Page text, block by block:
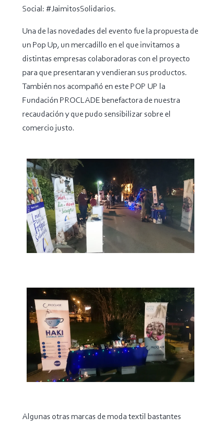
Social: #JaimitosSolidarios.
Una de las novedades del evento fue la propuesta de
un Pop Up, un mercadillo en el que invitamos a
distintas empresas colaboradoras con el proyecto
para que presentaran y vendieran sus productos.
También nos acompañó en este POP UP la
Fundación PROCLADE benefactora de nuestra
recaudación y que pudo sensibilizar sobre el
comercio justo.
Algunas otras marcas de moda textil bastantes